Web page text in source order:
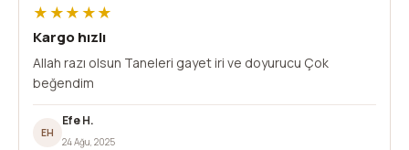
★★★★★
Kargo hızlı
Allah razı olsun Taneleri gayet iri ve doyurucu Çok
beğendim
EH
Efe H.
24 Ağu, 2025